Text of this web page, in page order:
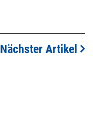
Nächster Artikel